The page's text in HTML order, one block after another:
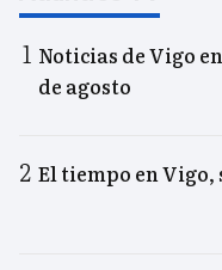
Noticias de Vigo
de agosto
El tiempo en Vigo,